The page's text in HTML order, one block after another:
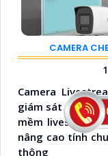
CAMERA
Camera
giám sát sân
mềm livestream
nâng cao tính
thông